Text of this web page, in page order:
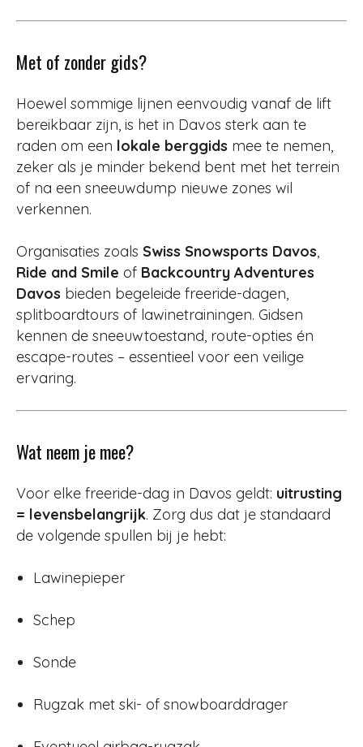
Met of zonder gids?
Hoewel sommige lijnen eenvoudig vanaf de lift
bereikbaar zijn, is het in Davos sterk aan te
raden om een lokale berggids mee te nemen,
zeker als je minder bekend bent met het terrein
of na een sneeuwdump nieuwe zones wil
verkennen.
Organisaties zoals Swiss Snowsports Davos,
Ride and Smile of Backcountry Adventures
Davos bieden begeleide freeride-dagen,
splitboardtours of lawinetrainingen. Gidsen
kennen de sneeuwtoestand, route-opties én
escape-routes – essentieel voor een veilige
ervaring.
Wat neem je mee?
Voor elke freeride-dag in Davos geldt: uitrusting
= levensbelangrijk. Zorg dus dat je standaard
de volgende spullen bij je hebt:
Lawinepieper
Schep
Sonde
Rugzak met ski- of snowboarddrager